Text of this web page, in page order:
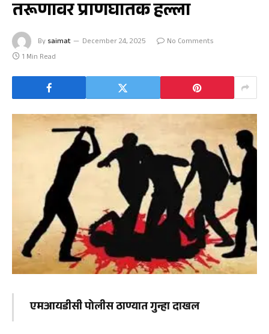
तरूणावर प्राणघातक हल्ला
By saimat December 24, 2025
No Comments
1 Min Read
एमआयडीसी पोलीस ठाण्यात गुन्हा दाखल